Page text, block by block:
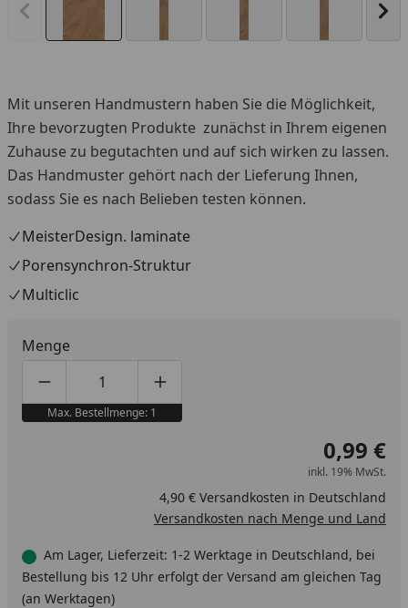
Vorheriges Bild anzeigen
Mit unseren Handmustern haben Sie die Möglichkeit,
Ihre bevorzugten Produkte zunächst in Ihrem eigenen
Zuhause zu begutachten und auf sich wirken zu lassen.
Das Handmuster gehört nach der Lieferung Ihnen,
sodass Sie es nach Belieben testen können.
MeisterDesign. laminate
Porensynchron-Struktur
Multiclic
Menge
Produktmenge um eins verringern
Produktmenge manuell eingeben
Produktmenge um eins erhöhen
Max. Bestellmenge: 1
0,99 €
inkl. 19% MwSt.
4,90 € Versandkosten in Deutschland
Versandkosten nach Menge und Land
Am Lager, Lieferzeit: 1-2 Werktage in Deutschland, bei
Bestellung bis 12 Uhr erfolgt der Versand am gleichen Tag
(an Werktagen)